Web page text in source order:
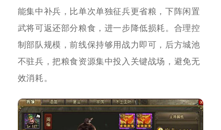
能集中补兵，比单次单独征兵更省粮，下阵闲置
武将可返还部分粮食，进一步降低损耗。合理控
制部队规模，前线保持够用战力即可，后方城池
不驻兵，把粮食资源集中投入关键战场，避免无
效消耗。